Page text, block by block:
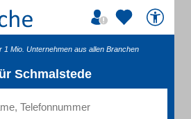
1 Mio. Unternehmen aus allen Branchen
Schmalstede